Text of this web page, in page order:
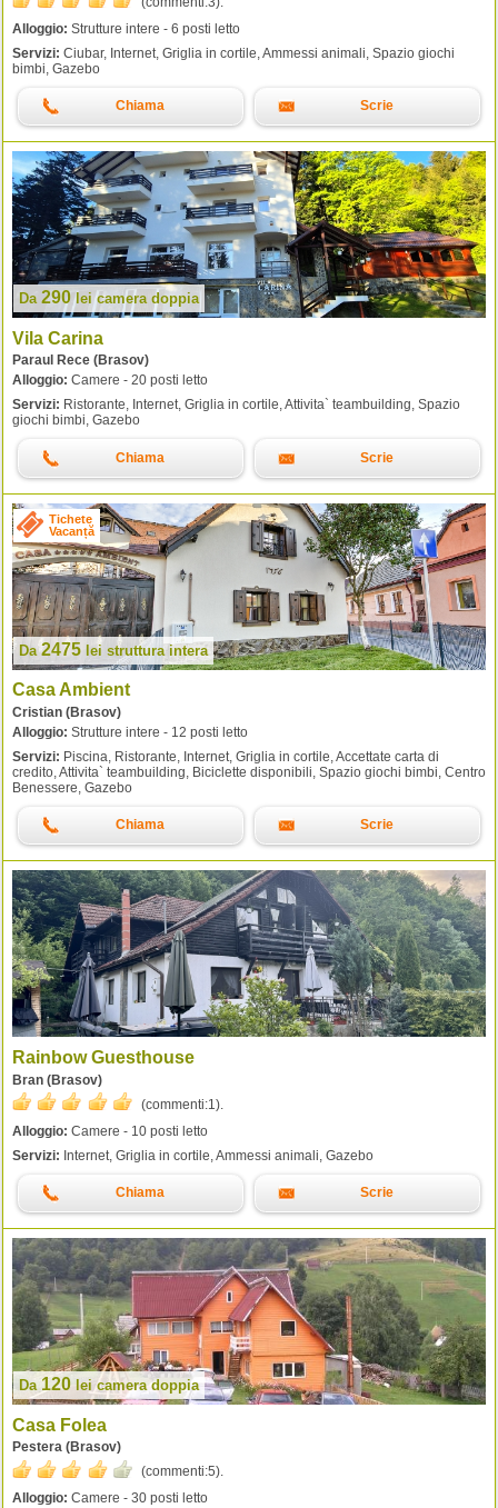
Alloggio: Strutture intere - 6 posti letto
Servizi: Ciubar, Internet, Griglia in cortile, Ammessi animali, Spazio giochi
bimbi, Gazebo
Chiama Scrie
Da 290leicamera doppia
Vila Carina
Paraul Rece (Brasov)
Alloggio: Camere - 20 posti letto
Servizi: Ristorante, Internet, Griglia in cortile, Attivita` teambuilding, Spazio
giochi bimbi, Gazebo
Chiama Scrie
Tichete
Vacanță
Da2475 lei struttura intera
Casa Ambient
Cristian (Brasov)
Alloggio: Strutture intere - 12 posti letto
Servizi: Piscina, Ristorante, Internet, Griglia in cortile, Accettate carta di
credito, Attivita` teambuilding, Biciclette disponibili, Spazio giochi bimbi, Centro
Benessere, Gazebo
Chiama Scrie
Rainbow Guesthouse
Bran (Brasov)
(commenti:1 ).
Alloggio: Camere - 10 posti letto
Servizi: Internet, Griglia in cortile, Ammessi animali, Gazebo
Chiama Scrie
Da 120 leicamera doppia
Casa Folea
Pestera (Brasov)
(commenti:5).
Alloggio: Camere - 30 posti letto